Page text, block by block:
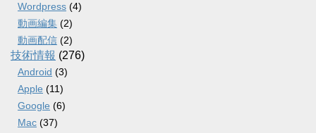
Wordpress (4)
動画編集 (2)
動画配信 (2)
技術情報 (276)
Android (3)
Apple (11)
Google (6)
Mac (37)